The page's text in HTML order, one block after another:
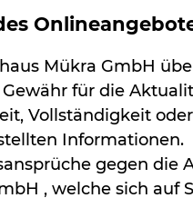
Mükra GmbH
für die
Vollständigkeit
Informationen.
gegen die
, welche sich auf